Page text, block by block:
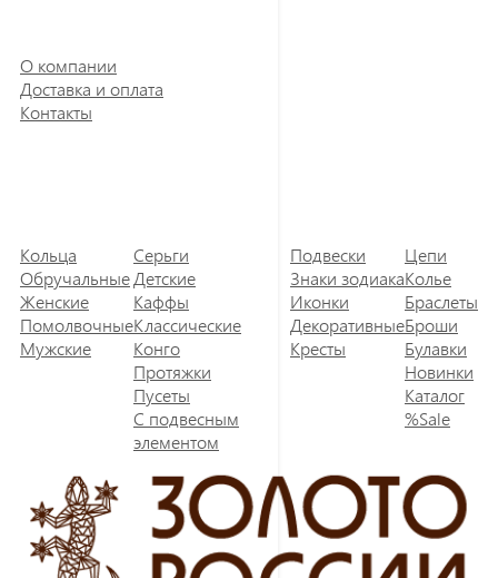
О компании
Доставка и оплата
Контакты
Кольца
Обручальные
Женские
Помолвочные
Мужские
Серьги
Детские
Каффы
Классические
Конго
Протяжки
Пусеты
С подвесным
элементом
Подвески
Знаки зодиака
Иконки
Декоративные
Кресты
Цепи
Колье
Браслеты
Броши
Булавки
Новинки
Каталог
%Sale